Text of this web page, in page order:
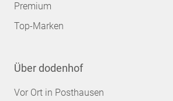
Premium
Top-Marken
Über dodenhof
Vor Ort in Posthausen